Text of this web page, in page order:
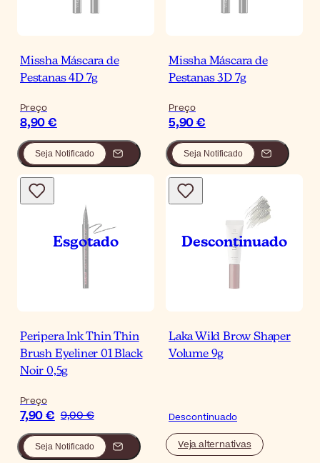
Missha Máscara de
Pestanas 4D 7g
Preço
8,90 €
Seja Notificado
Missha Máscara de
Pestanas 3D 7g
Preço
5,90 €
Seja Notificado
Peripera Ink Thin Thin
Brush Eyeliner 01 Black
Noir 0,5g
Preço
7,90 € 9,00 €
Seja Notificado
Laka Wild Brow Shaper
Volume 9g
Descontinuado
Veja alternativas